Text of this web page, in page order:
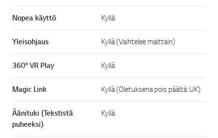
Nopea käyttö Kyllä
Yleisohjaus Kyllä (Vaihtelee maittain)
360° VR Play Kyllä
Magic Link Kyllä (Oletuksena pois päältä: UK)
Äänituki (Tekstistä
puheeksi)
Kyllä